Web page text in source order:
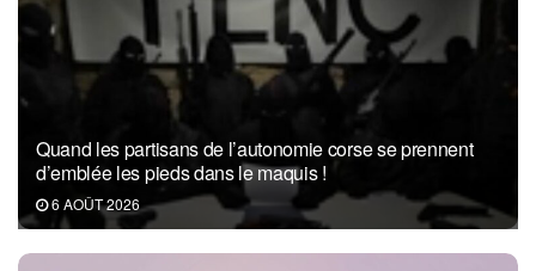
Quand les partisans de l’autonomie corse se prennent
d’emblée les pieds dans le maquis !
6 AOÛT 2026